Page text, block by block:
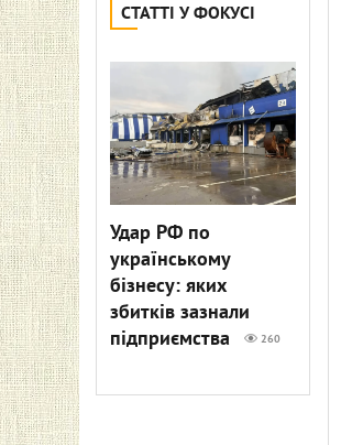
СТАТТІ У ФОКУСІ
Удар РФ по
українському
бізнесу: яких
збитків зазнали
підприємства
260